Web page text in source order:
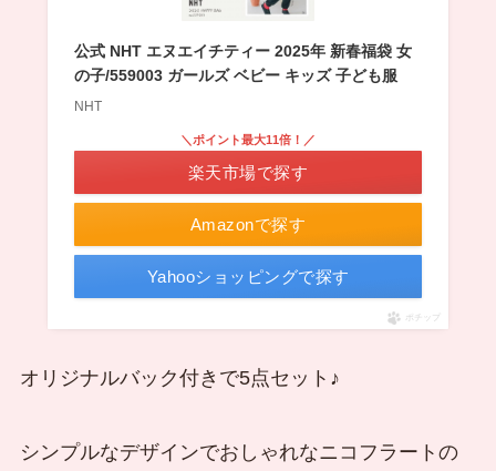
公式 NHT エヌエイチティー 2025年 新春福袋 女
の子/559003 ガールズ ベビー キッズ 子ども服
NHT
Amazonで探す
＼ポイント最大11倍！／
楽天市場で探す
Yahooショッピングで探す
ポチップ
オリジナルバック付きで5点セット♪
シンプルなデザインでおしゃれなニコフラートの